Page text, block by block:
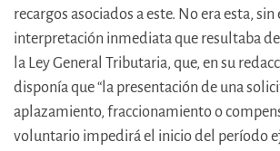
recargos asociados a este. No era esta,
interpretación inmediata que resultaba
la Ley General Tributaria, que, en su
disponía que “la presentación de una
aplazamiento, fraccionamiento o
voluntario impedirá el inicio del período